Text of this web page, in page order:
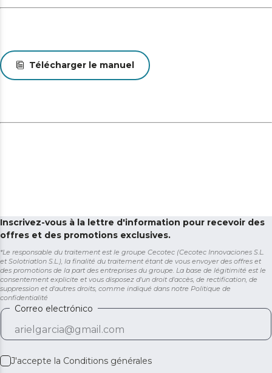
Télécharger le manuel
Inscrivez-vous à la lettre d'information pour recevoir des
offres et des promotions exclusives.
*Le responsable du traitement est le groupe Cecotec (Cecotec Innovaciones S.L.
et Solotriatlon S.L.), la finalité du traitement étant de vous envoyer des offres et
des promotions de la part des entreprises du groupe. La base de légitimité est le
consentement explicite et vous disposez d'un droit d'accès, de rectification, de
suppression et d'autres droits, comme indiqué dans notre Politique de
confidentialité
Correo electrónico
J'accepte la Conditions générales